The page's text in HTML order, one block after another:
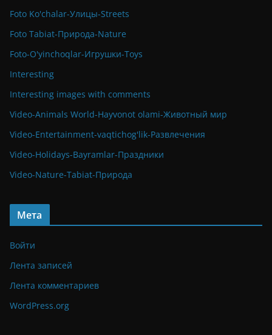
Foto Ko'chalar-Улицы-Streets
Foto Tabiat-Природа-Nature
Foto-O'yinchoqlar-Игрушки-Toys
Interesting
Interesting images with comments
Video-Animals World-Hayvonot olami-Животный мир
Video-Entertainment-vaqtichog'lik-Развлечения
Video-Holidays-Bayramlar-Праздники
Video-Nature-Tabiat-Природа
Мета
Войти
Лента записей
Лента комментариев
WordPress.org